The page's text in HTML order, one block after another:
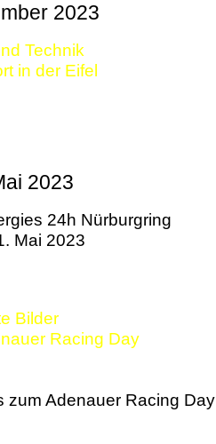
2023
Technik
in der Eifel
2023
24h Nürburgring
Mai 2023
Bilder
Racing Day
zum Adenauer Racing Day